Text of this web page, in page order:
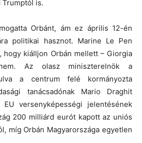
Trumptól is.
Orbánt, ám ez április 12-én
politikai hasznot. Marine Le Pen
hogy kiálljon Orbán mellett – Giorgia
Az olasz miniszterelnök a
a centrum felé kormányozta
tanácsadónak Mario Draghit
versenyképességi jelentésének
200 milliárd eurót kapott az uniós
míg Orbán Magyarországa egyetlen